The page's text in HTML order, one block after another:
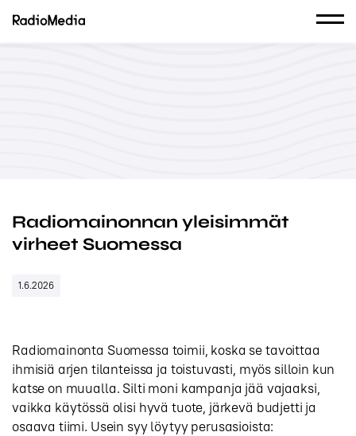
Radiomainonnan yleisimmät
virheet Suomessa
1.6.2026
Radiomainonta Suomessa toimii, koska se tavoittaa
ihmisiä arjen tilanteissa ja toistuvasti, myös silloin kun
katse on muualla. Silti moni kampanja jää vajaaksi,
vaikka käytössä olisi hyvä tuote, järkevä budjetti ja
osaava tiimi. Usein syy löytyy perusasioista: